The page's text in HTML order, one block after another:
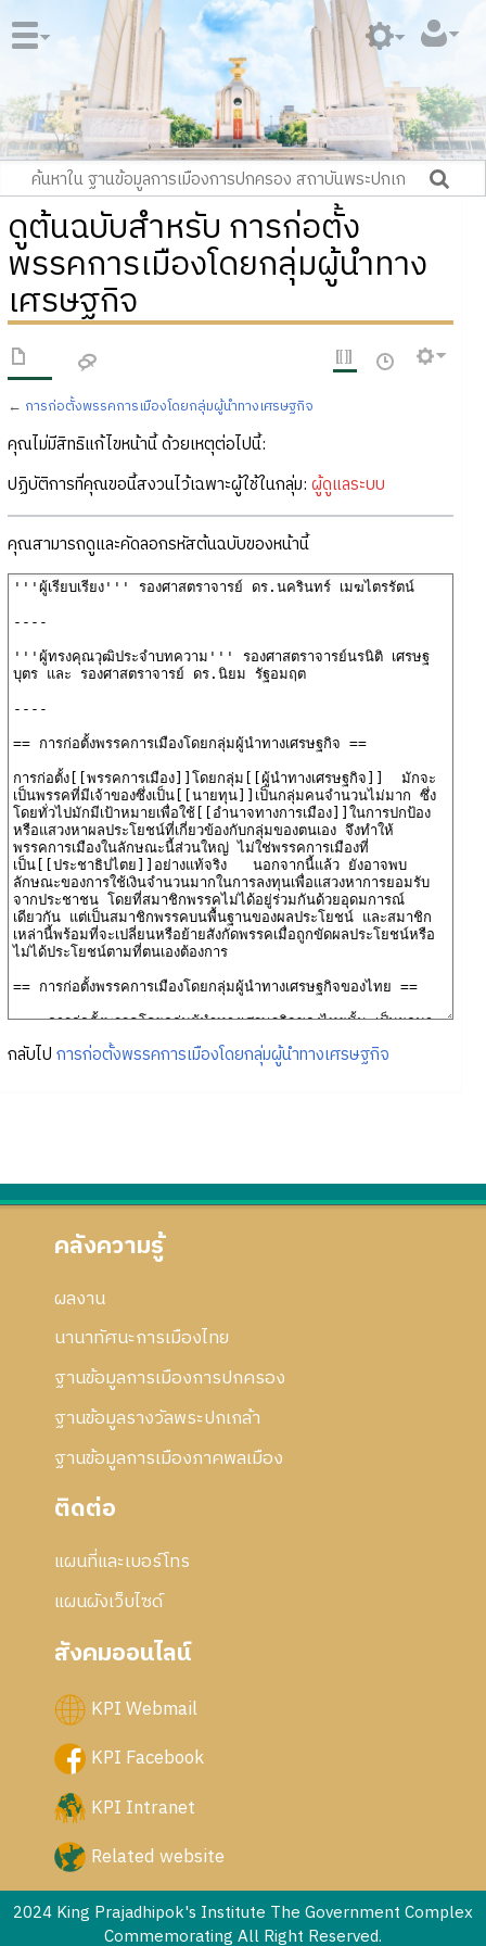
ดูต้นฉบับสำหรับ การก่อตั้ง
พรรคการเมืองโดยกลุ่มผู้นำทาง
เศรษฐกิจ
← การก่อตั้งพรรคการเมืองโดยกลุ่มผู้นำทางเศรษฐกิจ
คุณไม่มีสิทธิแก้ไขหน้านี้ ด้วยเหตุต่อไปนี้:
ปฏิบัติการที่คุณขอนี้สงวนไว้เฉพาะผู้ใช้ในกลุ่ม: ผู้ดูแลระบบ
คุณสามารถดูและคัดลอกรหัสต้นฉบับของหน้านี้
กลับไป การก่อตั้งพรรคการเมืองโดยกลุ่มผู้นำทางเศรษฐกิจ
คลังความรู้
ผลงาน
นานาทัศนะการเมืองไทย
ฐานข้อมูลการเมืองการปกครอง
ฐานข้อมูลรางวัลพระปกเกล้า
ฐานข้อมูลการเมืองภาคพลเมือง
ติดต่อ
แผนที่และเบอร์โทร
แผนผังเว็บไซด์
สังคมออนไลน์
KPI Webmail
KPI Facebook
KPI Intranet
Related website
2024 King Prajadhipok's Institute The Government Complex
Commemorating All Right Reserved.